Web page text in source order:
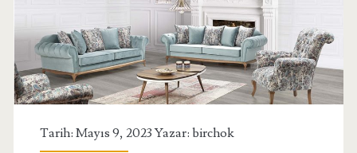
Tarih: Mayıs 9, 2023 Yazar: birchok